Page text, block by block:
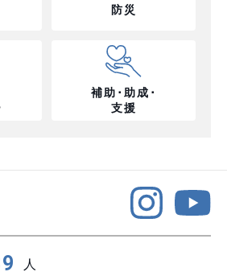
防災
補助･助成･
支援
人